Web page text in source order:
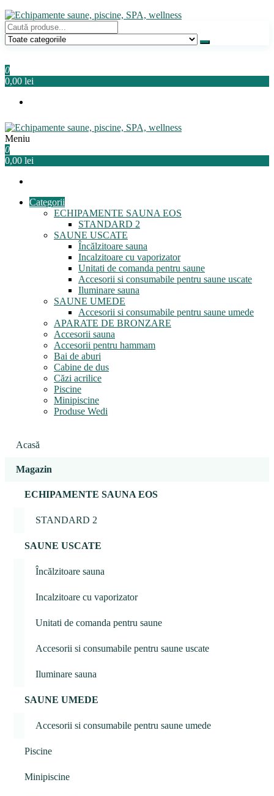
Sari
la
conținut
Echipamente saune, piscine, SPA, wellness
Relaxeaza-te!
0
0,00 lei
Echipamente saune, piscine, SPA, wellness
Relaxeaza-te!
Meniu
0
0,00 lei
Categorii
ECHIPAMENTE SAUNA EOS
STANDARD 2
SAUNE USCATE
Încălzitoare sauna
Incalzitoare cu vaporizator
Unitati de comanda pentru saune
Accesorii si consumabile pentru saune uscate
Iluminare sauna
SAUNE UMEDE
Accesorii si consumabile pentru saune umede
APARATE DE BRONZARE
Accesorii sauna
Accesorii pentru hammam
Bai de aburi
Cabine de dus
Căzi acrilice
Piscine
Minipiscine
Produse Wedi
Acasă
Magazin
ECHIPAMENTE SAUNA EOS
STANDARD 2
SAUNE USCATE
Încălzitoare sauna
Incalzitoare cu vaporizator
Unitati de comanda pentru saune
Accesorii si consumabile pentru saune uscate
Iluminare sauna
SAUNE UMEDE
Accesorii si consumabile pentru saune umede
Piscine
Minipiscine